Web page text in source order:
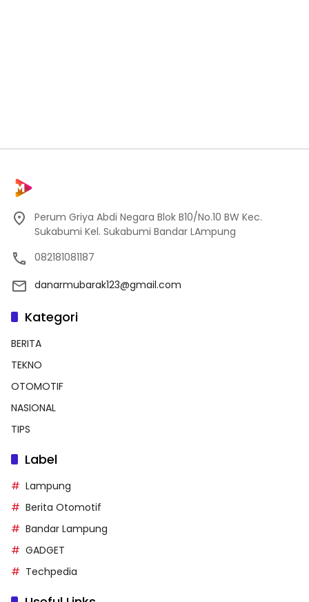
Perum Griya Abdi Negara Blok B10/No.10 BW Kec.
Sukabumi Kel. Sukabumi Bandar LAmpung
082181081187
danarmubarak123@gmail.com
Kategori
BERITA
TEKNO
OTOMOTIF
NASIONAL
TIPS
Label
Lampung
Berita Otomotif
Bandar Lampung
GADGET
Techpedia